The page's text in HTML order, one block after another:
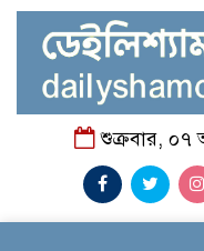
শুক্রবার, ০৭